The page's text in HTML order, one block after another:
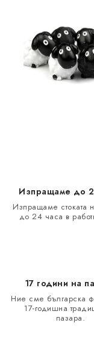
е
Изпращаме до
Изпращаме стоката
до 24 часа в
17 години на
Ние сме българска
17-годишна
пазара.